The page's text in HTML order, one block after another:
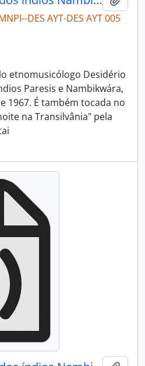
DES AYT-DES AYT 005
etnomusicólogo Desidério
Paresis e Nambikwára,
1967. É também tocada no
na Transilvânia" pela